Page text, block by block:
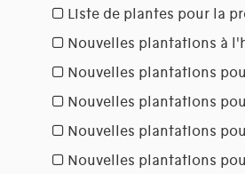
Liste de plantes pour la
Nouvelles plantations à
Nouvelles plantations
Nouvelles plantations
Nouvelles plantations
Nouvelles plantations